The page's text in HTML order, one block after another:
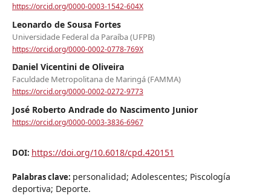
https://orcid.org/0000-0003-1542-604X
Leonardo de Sousa Fortes
Universidade Federal da Paraíba (UFPB)
https://orcid.org/0000-0002-0778-769X
Daniel Vicentini de Oliveira
Faculdade Metropolitana de Maringá (FAMMA)
https://orcid.org/0000-0002-0272-9773
José Roberto Andrade do Nascimento Junior
https://orcid.org/0000-0003-3836-6967
DOI: https://doi.org/10.6018/cpd.420151
Palabras clave: personalidad; Adolescentes; Piscología
deportiva; Deporte.